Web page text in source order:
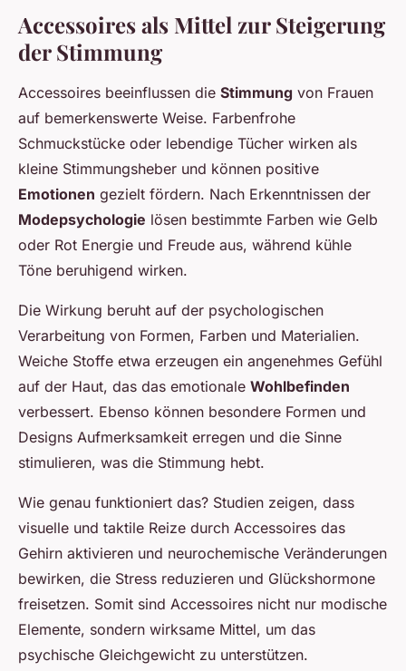
Accessoires als Mittel zur Steigerung
der Stimmung
Accessoires beeinflussen die Stimmung von Frauen
auf bemerkenswerte Weise. Farbenfrohe
Schmuckstücke oder lebendige Tücher wirken als
kleine Stimmungsheber und können positive
Emotionen gezielt fördern. Nach Erkenntnissen der
Modepsychologie lösen bestimmte Farben wie Gelb
oder Rot Energie und Freude aus, während kühle
Töne beruhigend wirken.
Die Wirkung beruht auf der psychologischen
Verarbeitung von Formen, Farben und Materialien.
Weiche Stoffe etwa erzeugen ein angenehmes Gefühl
auf der Haut, das das emotionale Wohlbefinden
verbessert. Ebenso können besondere Formen und
Designs Aufmerksamkeit erregen und die Sinne
stimulieren, was die Stimmung hebt.
Wie genau funktioniert das? Studien zeigen, dass
visuelle und taktile Reize durch Accessoires das
Gehirn aktivieren und neurochemische Veränderungen
bewirken, die Stress reduzieren und Glückshormone
freisetzen. Somit sind Accessoires nicht nur modische
Elemente, sondern wirksame Mittel, um das
psychische Gleichgewicht zu unterstützen.